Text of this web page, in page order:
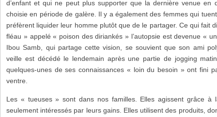
d’enfant et qui ne peut plus supporter que la dernière venue en
choisie en période de galère. Il y a également des femmes qui
préfèrent liquider leur homme plutôt que de le partager. Ce qui fait
fléau » appelé « poison des diriankés » l’autopsie est devenue «
Ibou Samb, qui partage cette vision, se souvient que son ami
veille est décédé le lendemain après une partie de jogging
quelques-unes de ses connaissances « loin du besoin » ont fini
ventre.
Les « tueuses » sont dans nos familles. Elles agissent grâce à
seulement intéressés par leurs gains. Elles utilisent des produits,